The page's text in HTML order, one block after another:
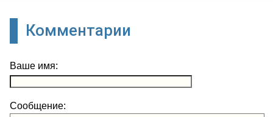
Комментарии
Ваше имя:
Сообщение: